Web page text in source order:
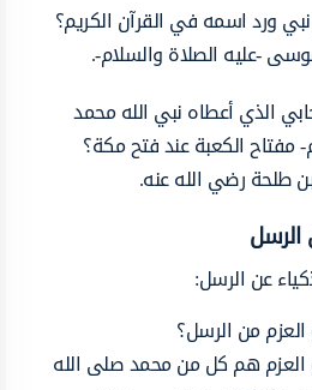
ورد اسمه في القرآن الكريم؟
-عليه الصلاة والسلام-.
الذي أعطاه نبي الله محمد
مفتاح الكعبة عند فتح مكة؟
طلحة رضي الله عنه.
الرسل
عن الرسل:
من الرسل؟
العزم هم كل من محمد صلى الله